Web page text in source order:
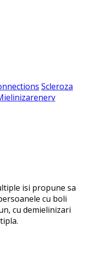
Scleroza
nerv
isi propune sa
cu boli
cu demielinizari